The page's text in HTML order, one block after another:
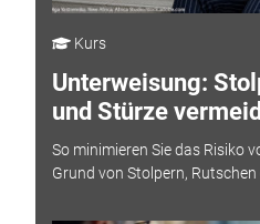
Kurs
Unterweisung:
und Stürze
So minimieren Sie das Risiko
Grund von Stolpern, Rutschen